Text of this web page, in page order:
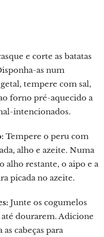
e corte as batatas
as num
tempere com sal,
forno pré-aquecido a
intencionados.
Tempere o peru com
alho e azeite. Numa
alho restante, o aipo e a
picada no azeite.
Junte os cogumelos
dourarem. Adicione
cabeças para